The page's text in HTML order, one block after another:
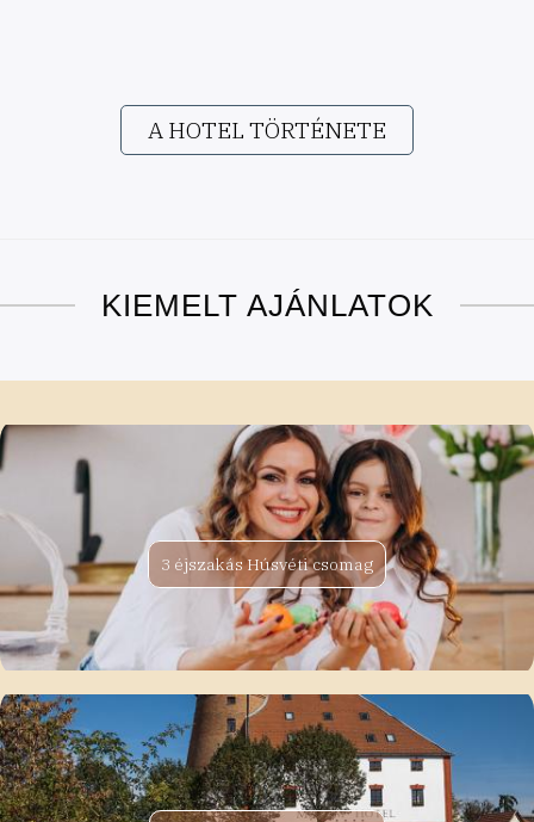
A HOTEL TÖRTÉNETE
KIEMELT AJÁNLATOK
3 éjszakás Húsvéti csomag